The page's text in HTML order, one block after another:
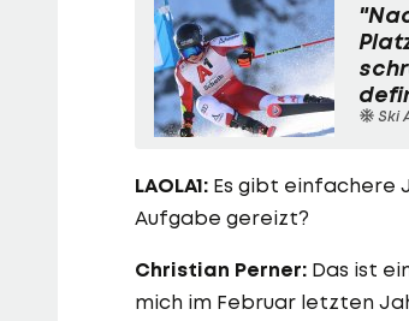
Ski
LAOLA1: Es gibt einfachere
Aufgabe gereizt?
Christian Perner: Das ist
mich im Februar letzten